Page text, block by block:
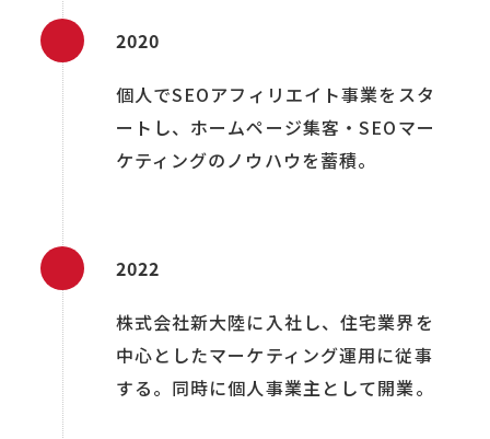
2020
個人でSEOアフィリエイト事業をスタ
ートし、ホームページ集客・SEOマー
ケティングのノウハウを蓄積。
2022
株式会社新大陸に入社し、住宅業界を
中心としたマーケティング運用に従事
する。同時に個人事業主として開業。